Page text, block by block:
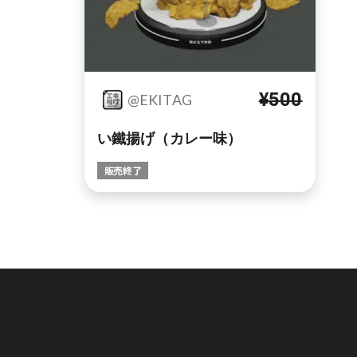
@EKITAG ¥500
い鐵揚げ（カレー味）
販売終了